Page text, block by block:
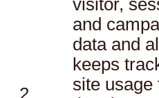
2
visitor,
and
data and
keeps
site usage